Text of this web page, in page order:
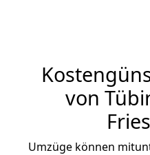
von
Umzüge können